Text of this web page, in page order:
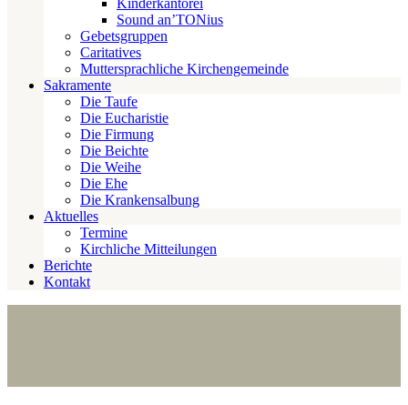
Kinderkantorei
Sound an’TONius
Gebetsgruppen
Caritatives
Muttersprachliche Kirchengemeinde
Sakramente
Die Taufe
Die Eucharistie
Die Firmung
Die Beichte
Die Weihe
Die Ehe
Die Krankensalbung
Aktuelles
Termine
Kirchliche Mitteilungen
Berichte
Kontakt